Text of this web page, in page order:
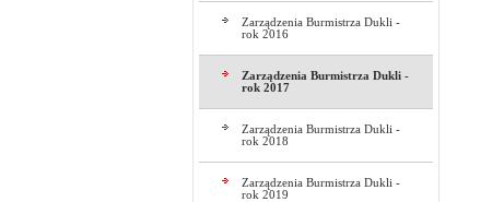
Zarządzenia Burmistrza Dukli -
rok 2016
Zarządzenia Burmistrza Dukli -
rok 2017
Zarządzenia Burmistrza Dukli -
rok 2018
Zarządzenia Burmistrza Dukli -
rok 2019